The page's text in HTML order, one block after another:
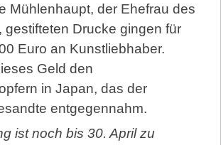
Mühlenhaupt, der Ehefrau des
gestifteten Drucke gingen für
Euro an Kunstliebhaber.
Geld den
in Japan, das der
entgegennahm.
ist noch bis 30. April zu